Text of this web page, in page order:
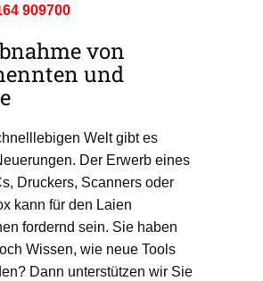
909700
von
und
Welt gibt es
Der Erwerb eines
Druckers, Scanners oder
kann für den Laien
fordernd sein. Sie haben
Wissen, wie neue Tools
Dann unterstützen wir Sie